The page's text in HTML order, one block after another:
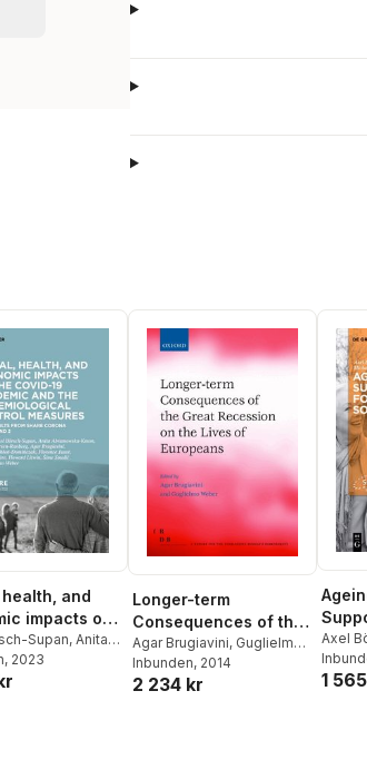
and
impacts of
19
and the
Supan, Anita
Kmon
Ranberg
, 2023
Longer-term
Consequences of the
Great Recession on
the Lives of
Europeans
Agar Brugiavini, Guglielmo
Weber
Inbunden, 2014
2 234 kr
for
Axel
Litwin,
1